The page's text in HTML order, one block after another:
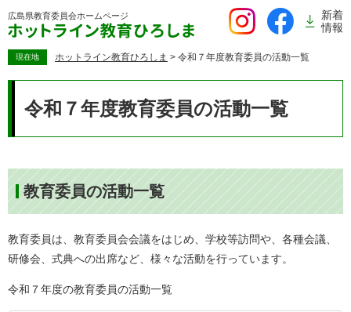
ー
広島県教育委員会ホームページ
新着
情報
現在地 ホットライン教育ひろしま > 令和７年度教育委員の活動一覧
令和７年度教育委員の活動一覧
教育委員の活動一覧
教育委員は、教育委員会会議をはじめ、学校等訪問や、各種会議、
研修会、式典への出席など、様々な活動を行っています。
令和７年度の教育委員の活動一覧